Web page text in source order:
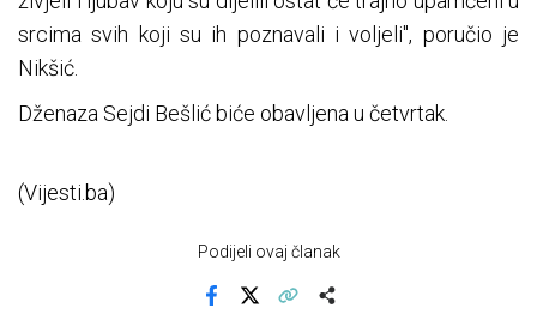
srcima svih koji su ih poznavali i voljeli", poručio je
Nikšić.
Dženaza Sejdi Bešlić biće obavljena u četvrtak.
(Vijesti.ba)
Podijeli ovaj članak